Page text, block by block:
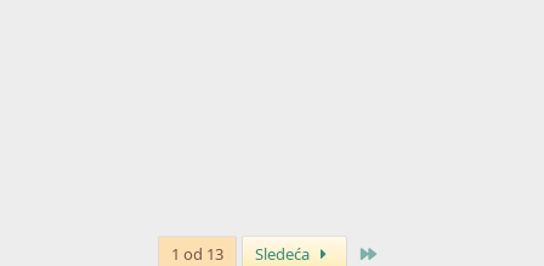
1 od 13 Sledeća